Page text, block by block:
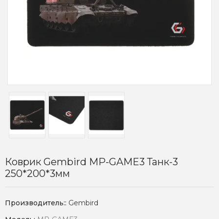
Коврик Gembird MP-GAME3 Танк-3
250*200*3мм
Производитель:: Gembird